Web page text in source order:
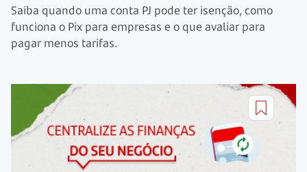
Saiba quando uma conta PJ pode ter isenção, como
funciona o Pix para empresas e o que avaliar para
pagar menos tarifas.